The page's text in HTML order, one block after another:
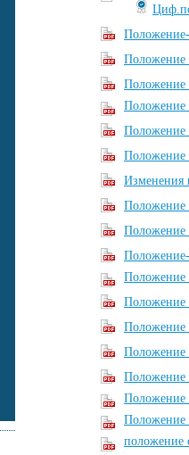
Положение
Положение
Положение
Положение
Положение
Изменения
Положение
Положение
Положение
Положение
Положение
Положение
Положение
Положение
Положение
положение